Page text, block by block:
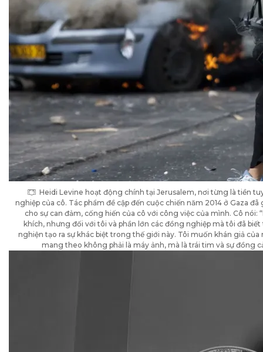
Heidi Levine hoạt động chính tại Jerusalem, nơi từng là tiền
nghiệp của cô. Tác phẩm đề cập đến cuộc chiến năm 2014 ở Gaza
cho sự can đảm, cống hiến của cô với công việc của mình. Cô
khích, nhưng đối với tôi và phần lớn các đồng nghiệp mà tôi đã
nghiện tạo ra sự khác biệt trong thế giới này. Tôi muốn khán giả
mang theo không phải là máy ảnh, mà là trái tim và sự đồng